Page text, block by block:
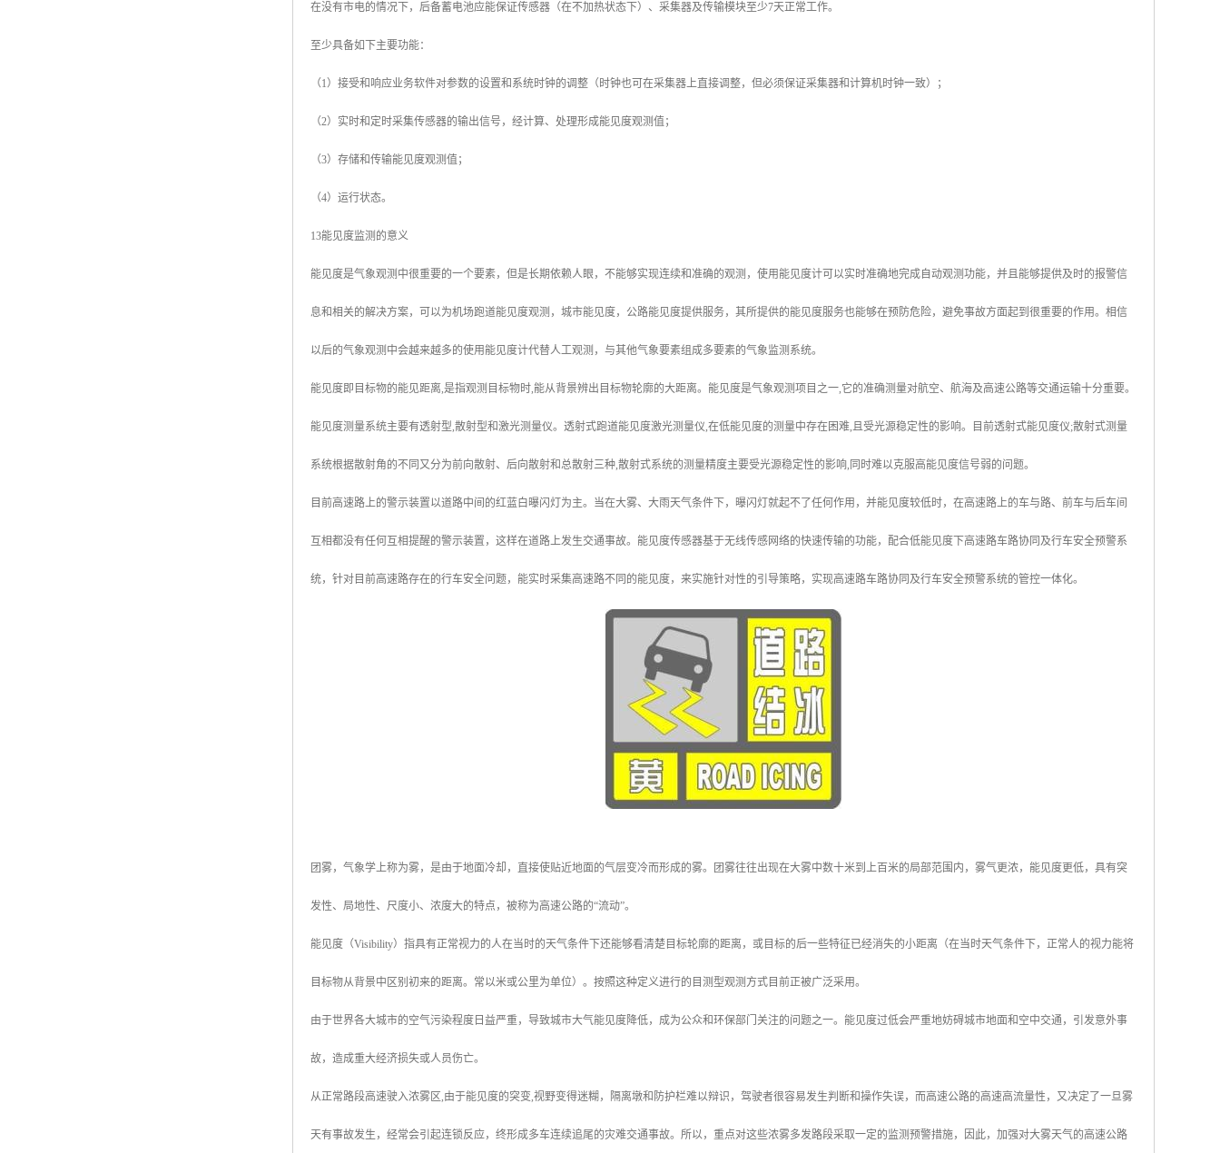
在没有市电的情况下，后备蓄电池应能保证传感器（在不加热状态下）、采集器及传输模块至少7天正常工作。
至少具备如下主要功能：
（1）接受和响应业务软件对参数的设置和系统时钟的调整（时钟也可在采集器上直接调整，但必须保证采集器和计算机时钟一致）；
（2）实时和定时采集传感器的输出信号，经计算、处理形成能见度观测值；
（3）存储和传输能见度观测值；
（4）运行状态。
13能见度监测的意义
能见度是气象观测中很重要的一个要素，但是长期依赖人眼，不能够实现连续和准确的观测，使用能见度计可以实时准确地完成自动观测功能，并且能够提供及时的报警信
息和相关的解决方案，可以为机场跑道能见度观测，城市能见度，公路能见度提供服务，其所提供的能见度服务也能够在预防危险，避免事故方面起到很重要的作用。相信
以后的气象观测中会越来越多的使用能见度计代替人工观测，与其他气象要素组成多要素的气象监测系统。
能见度即目标物的能见距离,是指观测目标物时,能从背景辨出目标物轮廓的大距离。能见度是气象观测项目之一,它的准确测量对航空、航海及高速公路等交通运输十分重要。
能见度测量系统主要有透射型,散射型和激光测量仪。透射式跑道能见度激光测量仪,在低能见度的测量中存在困难,且受光源稳定性的影响。目前透射式能见度仪;散射式测量
系统根据散射角的不同又分为前向散射、后向散射和总散射三种,散射式系统的测量精度主要受光源稳定性的影响,同时难以克服高能见度信号弱的问题。
目前高速路上的警示装置以道路中间的红蓝白曝闪灯为主。当在大雾、大雨天气条件下，曝闪灯就起不了任何作用，并能见度较低时，在高速路上的车与路、前车与后车间
互相都没有任何互相提醒的警示装置，这样在道路上发生交通事故。能见度传感器基于无线传感网络的快速传输的功能，配合低能见度下高速路车路协同及行车安全预警系
统，针对目前高速路存在的行车安全问题，能实时采集高速路不同的能见度，来实施针对性的引导策略，实现高速路车路协同及行车安全预警系统的管控一体化。
团雾，气象学上称为雾，是由于地面冷却，直接使贴近地面的气层变冷而形成的雾。团雾往往出现在大雾中数十米到上百米的局部范围内，雾气更浓，能见度更低，具有突
发性、局地性、尺度小、浓度大的特点，被称为高速公路的“流动”。
能见度（Visibility）指具有正常视力的人在当时的天气条件下还能够看清楚目标轮廓的距离，或目标的后一些特征已经消失的小距离（在当时天气条件下，正常人的视力能将
目标物从背景中区别初来的距离。常以米或公里为单位）。按照这种定义进行的目测型观测方式目前正被广泛采用。
由于世界各大城市的空气污染程度日益严重，导致城市大气能见度降低，成为公众和环保部门关注的问题之一。能见度过低会严重地妨碍城市地面和空中交通，引发意外事
故，造成重大经济损失或人员伤亡。
从正常路段高速驶入浓雾区,由于能见度的突变,视野变得迷糊，隔离墩和防护栏难以辩识，驾驶者很容易发生判断和操作失误，而高速公路的高速高流量性，又决定了一旦雾
天有事故发生，经常会引起连锁反应，终形成多车连续追尾的灾难交通事故。所以，重点对这些浓雾多发路段采取一定的监测预警措施，因此，加强对大雾天气的高速公路